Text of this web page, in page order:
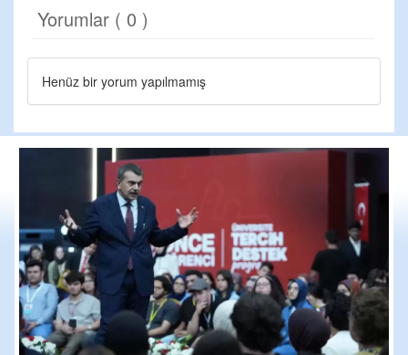
Yorumlar ( 0 )
Henüz bir yorum yapılmamış